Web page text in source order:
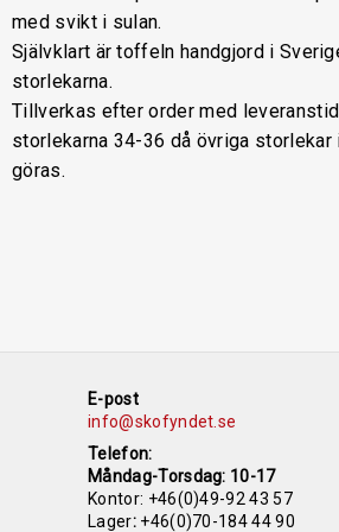
med svikt i sulan.
Självklart är toffeln handgjord i
storlekarna.
Tillverkas efter order med
storlekarna 34-36 då övriga
göras.
E-post
info@skofyndet.se
Telefon:
Måndag-Torsdag: 10-17
Kontor: +46(0)49-92 43 57
Lager:+46(0)70-184 44 90